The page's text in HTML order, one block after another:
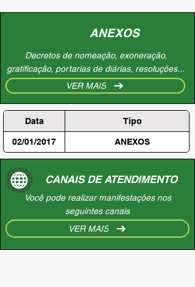
ANEXOS
Decretos de nomeação, exoneração,
gratificação, portarias de diárias, resoluções...
VER MAIS
Data Tipo
02/01/2017 ANEXOS
CANAIS DE ATENDIMENTO
Você pode realizar manifestações nos
seguintes canais
VER MAIS